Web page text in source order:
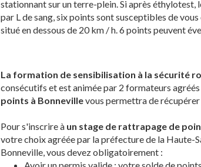
stationnant sur un terre-plein. Si après éthylotest,
par L de sang, six points sont susceptibles de
situé en dessous de 20 km / h. 6 points peuvent
La formation de sensibilisation à la sécurité
consécutifs et est animée par 2 formateurs
points à Bonnevillevous permettra de récupérer
Pour s'inscrire à un stage de rattrapage de
votre choix agréée par la préfecture de la Haute-
Bonneville, vous devez obligatoirement :